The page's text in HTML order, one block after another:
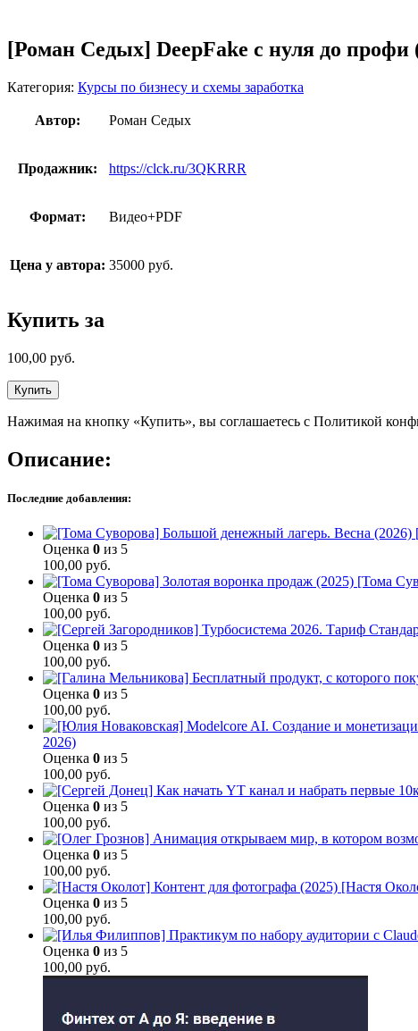
[Роман Седых] DeepFake с нуля до профи
Категория: Курсы по бизнесу и схемы заработка
Автор: Роман Седых
Продажник: https://clck.ru/3QKRRR
Формат: Видео+PDF
Цена у автора: 35000 руб.
Купить за
100,00 руб.
Купить
Нажимая на кнопку «Купить», вы соглашаетесь с Политикой
Описание:
Последние добавления:
Оценка 0 из 5
100,00 руб.
[Тома
Оценка 0 из 5
100,00 руб.
Оценка 0 из 5
100,00 руб.
Оценка 0 из 5
100,00 руб.
2026)
Оценка 0 из 5
100,00 руб.
Оценка 0 из 5
100,00 руб.
Оценка 0 из 5
100,00 руб.
[Настя
Оценка 0 из 5
100,00 руб.
Оценка 0 из 5
100,00 руб.